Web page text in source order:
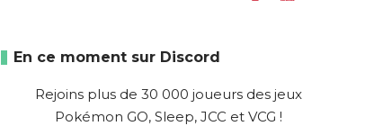
En ce moment sur Discord
Rejoins plus de 30 000 joueurs des jeux
Pokémon GO, Sleep, JCC et VCG !